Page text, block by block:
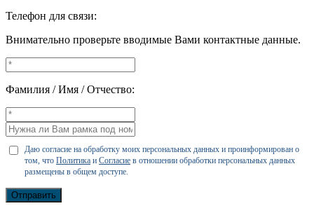
Телефон для связи:
Внимательно проверьте вводимые Вами контактные данные.
Фамилия / Имя / Отчество:
Даю согласие на обработку моих персональных данных и проинформирован о
том, что Политика и Согласие в отношении обработки персональных данных
размещены в общем доступе.
Отправить